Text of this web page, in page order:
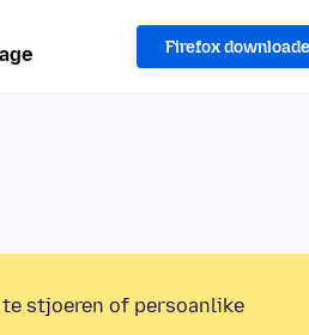
Firefox downloade
stjoeren of persoanlike